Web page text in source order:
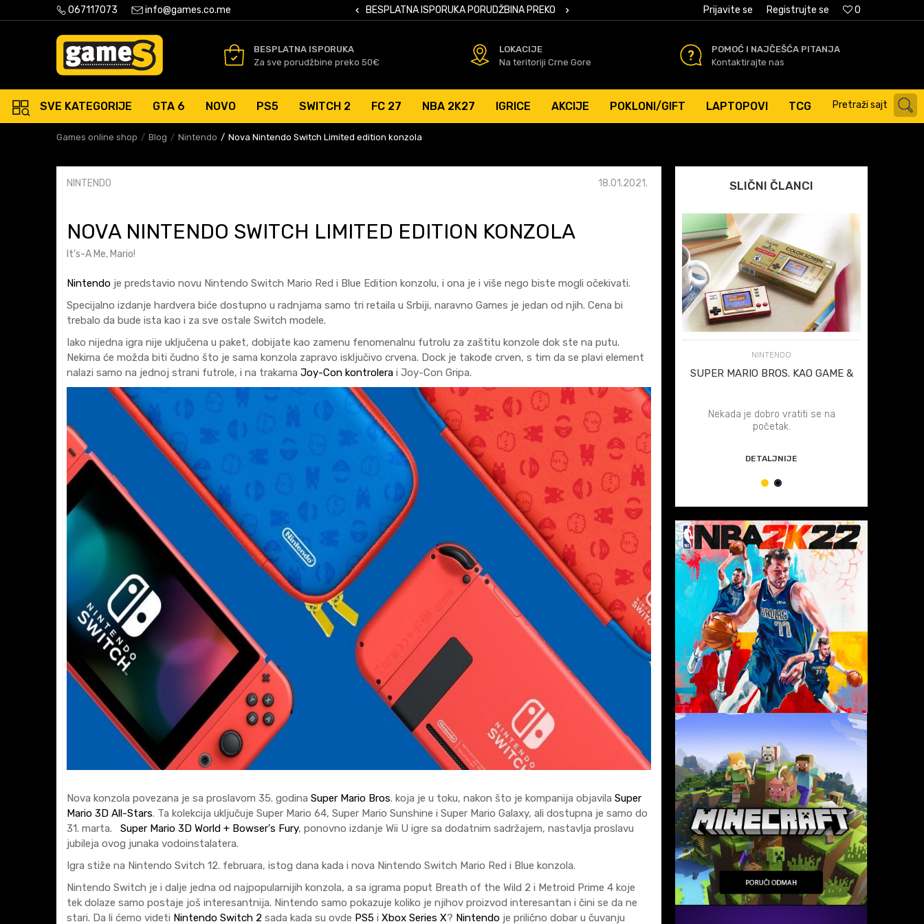
067117073 info@games.co.me
ISPORUKA PORUDŽBINA PREKO 50 EURSIGURNO PLAĆANJE PLATNIM KARTICAMA BESPLATNA ISPORUKA PORUDŽBINA PREKO 50 EURSIGURNO PLAĆANJE PLATNIM KARTICAMA 0
Prijavite se Registrujte se
BESPLATNA ISPORUKA
Za sve porudžbine preko 50€
LOKACIJE
Na teritoriji Crne Gore
POMOĆ I NAJČEŠĆA PITANJA
Kontaktirajte nas
SVE KATEGORIJE GTA 6 NOVO PS5 SWITCH 2 FC 27 NBA 2K27 IGRICE AKCIJE POKLONI/GIFT LAPTOPOVI TCG Pretraži sajt
Games online shop Blog Nintendo Nova Nintendo Switch Limited edition konzola
NINTENDO 18.01.2021.
NOVA NINTENDO SWITCH LIMITED EDITION KONZOLA
It's-A Me, Mario!
Nintendo je predstavio novu Nintendo Switch Mario Red i Blue Edition konzolu, i ona je i više nego biste mogli očekivati.
Specijalno izdanje hardvera biće dostupno u radnjama samo tri retaila u Srbiji, naravno Games je jedan od njih. Cena bi
trebalo da bude ista kao i za sve ostale Switch modele.
Iako nijedna igra nije uključena u paket, dobijate kao zamenu fenomenalnu futrolu za zaštitu konzole dok ste na putu.
Nekima će možda biti čudno što je sama konzola zapravo isključivo crvena. Dock je takođe crven, s tim da se plavi element
nalazi samo na jednoj strani futrole, i na trakama Joy-Con kontrolera i Joy-Con Gripa.
Nova konzola povezana je sa proslavom 35. godina Super Mario Bros. koja je u toku, nakon što je kompanija objavila Super
Mario 3D All-Stars. Ta kolekcija uključuje Super Mario 64, Super Mario Sunshine i Super Mario Galaxy, ali dostupna je samo do
31. marta. Super Mario 3D World + Bowser's Fury, ponovno izdanje Wii U igre sa dodatnim sadržajem, nastavlja proslavu
jubileja ovog junaka vodoinstalatera.
Igra stiže na Nintendo Svitch 12. februara, istog dana kada i nova Nintendo Switch Mario Red i Blue konzola.
Nintendo Switch je i dalje jedna od najpopularnijih konzola, a sa igrama poput Breath of the Wild 2 i Metroid Prime 4 koje
tek dolaze samo postaje još interesantnija. Nintendo samo pokazuje koliko je njihov proizvod interesantan i čini se da ne
stari. Da li ćemo videti Nintendo Switch 2 sada kada su ovde PS5 i Xbox Series X? Nintendo je prilično dobar u čuvanju
SLIČNI ČLANCI
NINTENDO
POČETNIKE
Pogledajte naš kompletan vodič za
povezivanje Nintendo Switch konzole
i kreiranje nalova, kao i par korisnih
saveta.
DETALJNIJE
NINTENDO
SUPER MARIO BROS. KAO GAME &
Nekada je dobro vratiti se na
početak.
DETALJNIJE
1 2